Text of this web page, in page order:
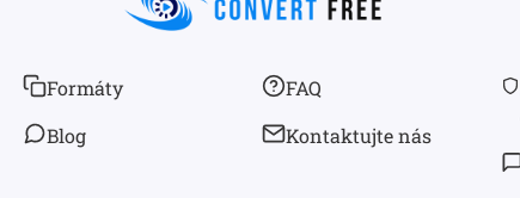
Formáty
Blog
FAQ
Kontaktujte nás